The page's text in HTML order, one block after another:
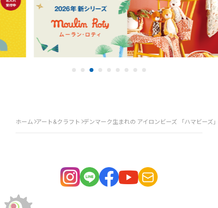
ホーム アート&クラフト デンマーク生まれの アイロンビーズ 「ハマビーズ